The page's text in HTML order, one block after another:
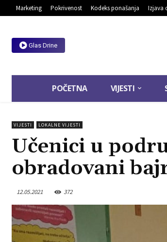
Marketing Pokrivenost Kodeks ponašanja Izjava
Glas Drine
POČETNA VIJESTI
VIJESTI LOKALNE VIJESTI
Učenici u
obradovani
12.05.2021 372